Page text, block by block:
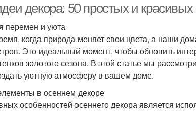
декора: 50 простых и
перемен и уюта
когда природа меняет свои цвета, а наши
Это идеальный момент, чтобы обновить
золотого сезона. В этой статье мы
уютную атмосферу в вашем доме.
в осеннем декоре
особенностей осеннего декора является